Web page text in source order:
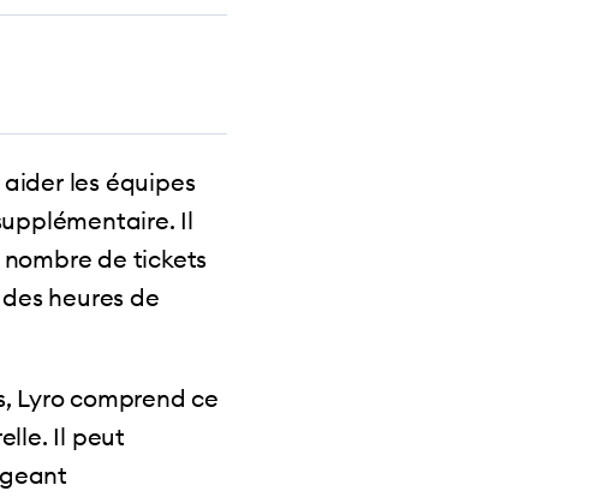
les équipes
Il
de tickets
heures de
Lyro comprend ce
Il peut